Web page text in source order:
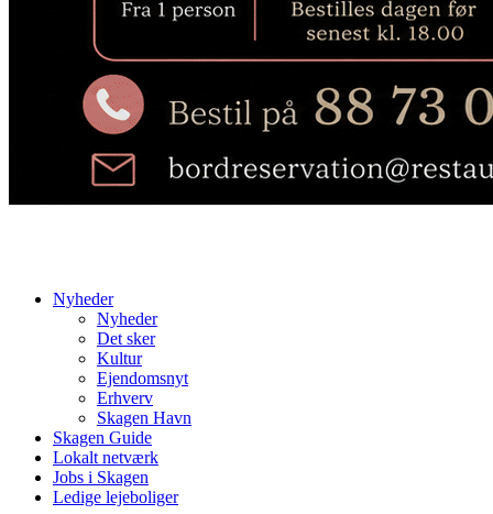
Nyheder
Nyheder
Det sker
Kultur
Ejendomsnyt
Erhverv
Skagen Havn
Skagen Guide
Lokalt netværk
Jobs i Skagen
Ledige lejeboliger